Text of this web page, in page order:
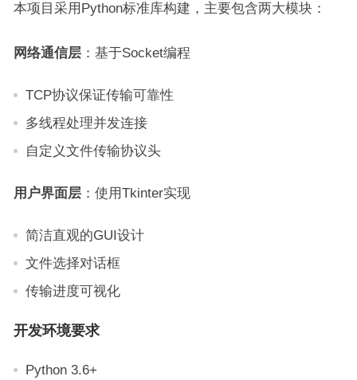
本项目采用Python标准库构建，主要包含两大模块：
网络通信层：基于Socket编程
TCP协议保证传输可靠性
多线程处理并发连接
自定义文件传输协议头
用户界面层：使用Tkinter实现
简洁直观的GUI设计
文件选择对话框
传输进度可视化
开发环境要求
Python 3.6+